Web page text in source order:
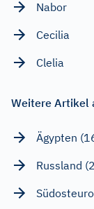
Nabor
Cecilia
Clelia
Weitere Artikel
Ägypten
Russland